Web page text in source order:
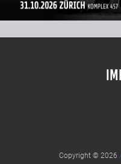
Copyright © 2026